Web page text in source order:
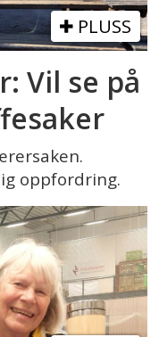
PLUSS
Vil se på
oppfordring.